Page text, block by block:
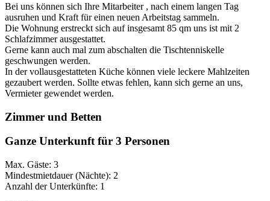
Bei uns können sich Ihre Mitarbeiter , nach einem langen Tag
ausruhen und Kraft für einen neuen Arbeitstag sammeln.
Die Wohnung erstreckt sich auf insgesamt 85 qm uns ist mit 2
Schlafzimmer ausgestattet.
Gerne kann auch mal zum abschalten die Tischtenniskelle
geschwungen werden.
In der vollausgestatteten Küche können viele leckere Mahlzeiten
gezaubert werden. Sollte etwas fehlen, kann sich gerne an uns,
Vermieter gewendet werden.
Zimmer und Betten
Ganze Unterkunft für 3 Personen
Max. Gäste: 3
Mindestmietdauer (Nächte): 2
Anzahl der Unterkünfte: 1